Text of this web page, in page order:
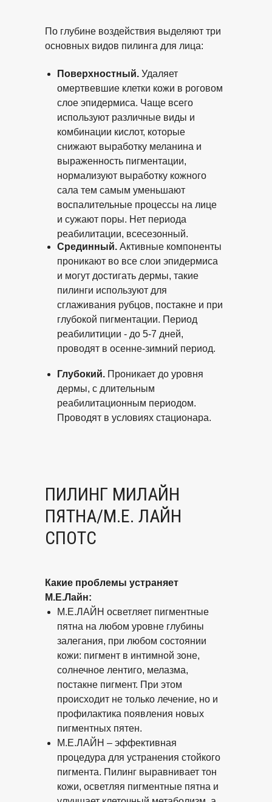
По глубине воздействия выделяют три
основных видов пилинга для лица:
Срединный. Активные компоненты
проникают во все слои эпидермиса
и могут достигать дермы, такие
пилинги используют для
сглаживания рубцов, постакне и при
глубокой пигментации. Период
реабилитиции - до 5-7 дней,
проводят в осенне-зимний период.
Поверхностный. Удаляет
омертвевшие клетки кожи в роговом
слое эпидермиса. Чаще всего
используют различные виды и
комбинации кислот, которые
снижают выработку меланина и
выраженность пигментации,
нормализуют выработку кожного
сала тем самым уменьшают
воспалительные процессы на лице
и сужают поры. Нет периода
реабилитации, всесезонный.
Глубокий. Проникает до уровня
дермы, с длительным
реабилитационным периодом.
Проводят в условиях стационара.
ПИЛИНГ МИЛАЙН
ПЯТНА/М.Е. ЛАЙН
СПОТС
Какие проблемы устраняет
M.E.Лайн:
M.E.ЛАЙН осветляет пигментные
пятна на любом уровне глубины
залегания, при любом состоянии
кожи: пигмент в интимной зоне,
солнечное лентиго, мелазма,
постакне пигмент. При этом
происходит не только лечение, но и
профилактика появления новых
пигментных пятен.
M.E.ЛАЙН – эффективная
процедура для устранения стойкого
пигмента. Пилинг выравнивает тон
кожи, осветляя пигментные пятна и